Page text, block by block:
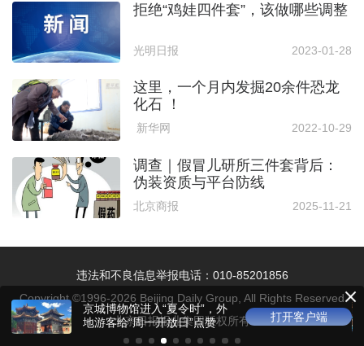
拒绝“鸡娃四件套”，该做哪些调整
光明日报 2023-01-28
这里，一个月内发掘20余件恐龙
化石 ！
新华网 2022-10-29
调查｜假冒儿研所三件套背后：
伪装资质与平台防线
北京商报 2025-11-21
违法和不良信息举报电话：010-85201856
Copyright ©1996-2026 Beijing Daily Group, All Rights Reserved
北京日报报业集团版权所有
京城博物馆进入“夏令时”，外
地游客给“周一开放日”点赞
打开客户端